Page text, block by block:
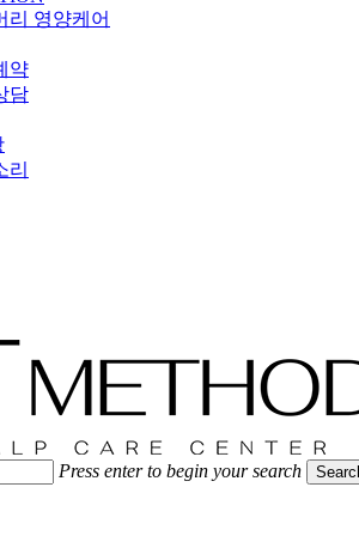
리 영양케어
약
담
리
Press enter to begin your search